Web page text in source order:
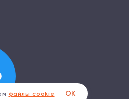
файлы cookie ОК